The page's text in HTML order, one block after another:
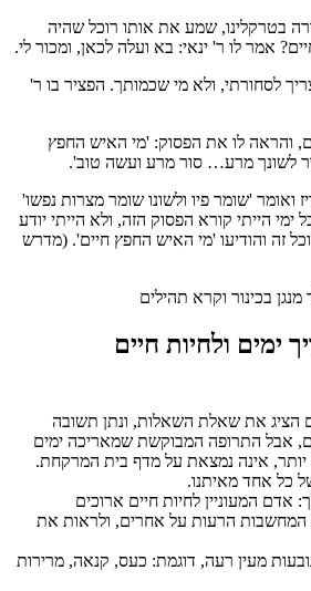
בטרקלינו, שמע את אותו רוכל שהיה
אמר לו ר' ינאי: בא ועלה לכאן, ומכור לי.
לסחורתי, ולא מי שכמותך. הפציר בו ר'
והראה לו את הפסוק: 'מי האיש החפץ
לשונך מרע… סור מרע ועשה טוב'.
ואומר 'שומר פיו ולשונו שומר מצרות נפשו'
הייתי קורא הפסוק הזה, ולא הייתי יודע
זה והודיעו 'מי האיש החפץ חיים'. (מדרש
ימים ולחיות חיים
הציג את שאלת השאלות, ונתן תשובה
אבל התרופה המבוקשת שמאריכה ימים
יותר, אינה נמצאת על מדף בית המרקחת.
כל אחד מאיתנו.
אדם המעוניין לחיות חיים ארוכים
המחשבות הרעות על אחרים, ולראות את
מעין רעה, דוגמת: כעס, קנאה, מרירות